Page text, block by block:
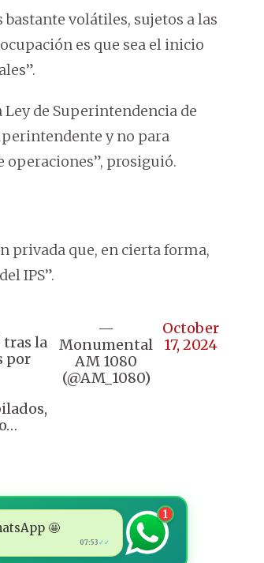
volátiles, sujetos a las
es que sea el inicio
de Superintendencia de
y no para
operaciones”, prosiguió.
privada que, en cierta forma,
IPS”.
tras la
por
—
Monumental
AM 1080
(@AM_1080)
October
17, 2024
🤩
07:53 ✓✓
1